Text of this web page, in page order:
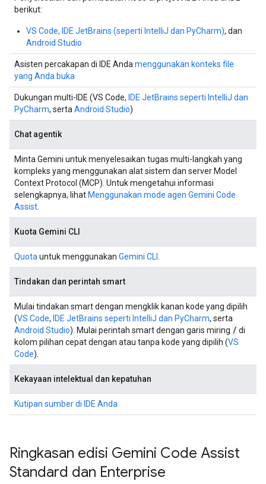
berikut:
VS Code, IDE JetBrains (seperti IntelliJ dan PyCharm), dan
Android Studio
Asisten percakapan di IDE Anda menggunakan konteks file
yang Anda buka
Dukungan multi-IDE (VS Code, IDE JetBrains seperti IntelliJ dan
PyCharm, serta Android Studio)
Chat agentik
Minta Gemini untuk menyelesaikan tugas multi-langkah yang
kompleks yang menggunakan alat sistem dan server Model
Context Protocol (MCP). Untuk mengetahui informasi
selengkapnya, lihat Menggunakan mode agen Gemini Code
Assist
Kuota Gemini CLI
Quota untuk menggunakan Gemini CLI
Tindakan dan perintah smart
Mulai tindakan smart dengan mengklik kanan kode yang dipilih
(VS Code, IDE JetBrains seperti IntelliJ dan PyCharm, serta
Android Studio). Mulai perintah smart dengan garis miring / di
kolom pilihan cepat dengan atau tanpa kode yang dipilih (VS
Code).
Kekayaan intelektual dan kepatuhan
Kutipan sumber di IDE Anda
Ringkasan edisi Gemini Code Assist
Standard dan Enterprise